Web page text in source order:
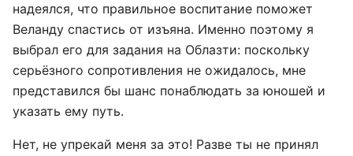
надеялся, что правильное воспитание поможет
Веланду спастись от изъяна. Именно поэтому я
выбрал его для задания на Облазти: поскольку
серьёзного сопротивления не ожидалось, мне
представился бы шанс понаблюдать за юношей и
указать ему путь.
Нет, не упрекай меня за это! Разве ты не принял